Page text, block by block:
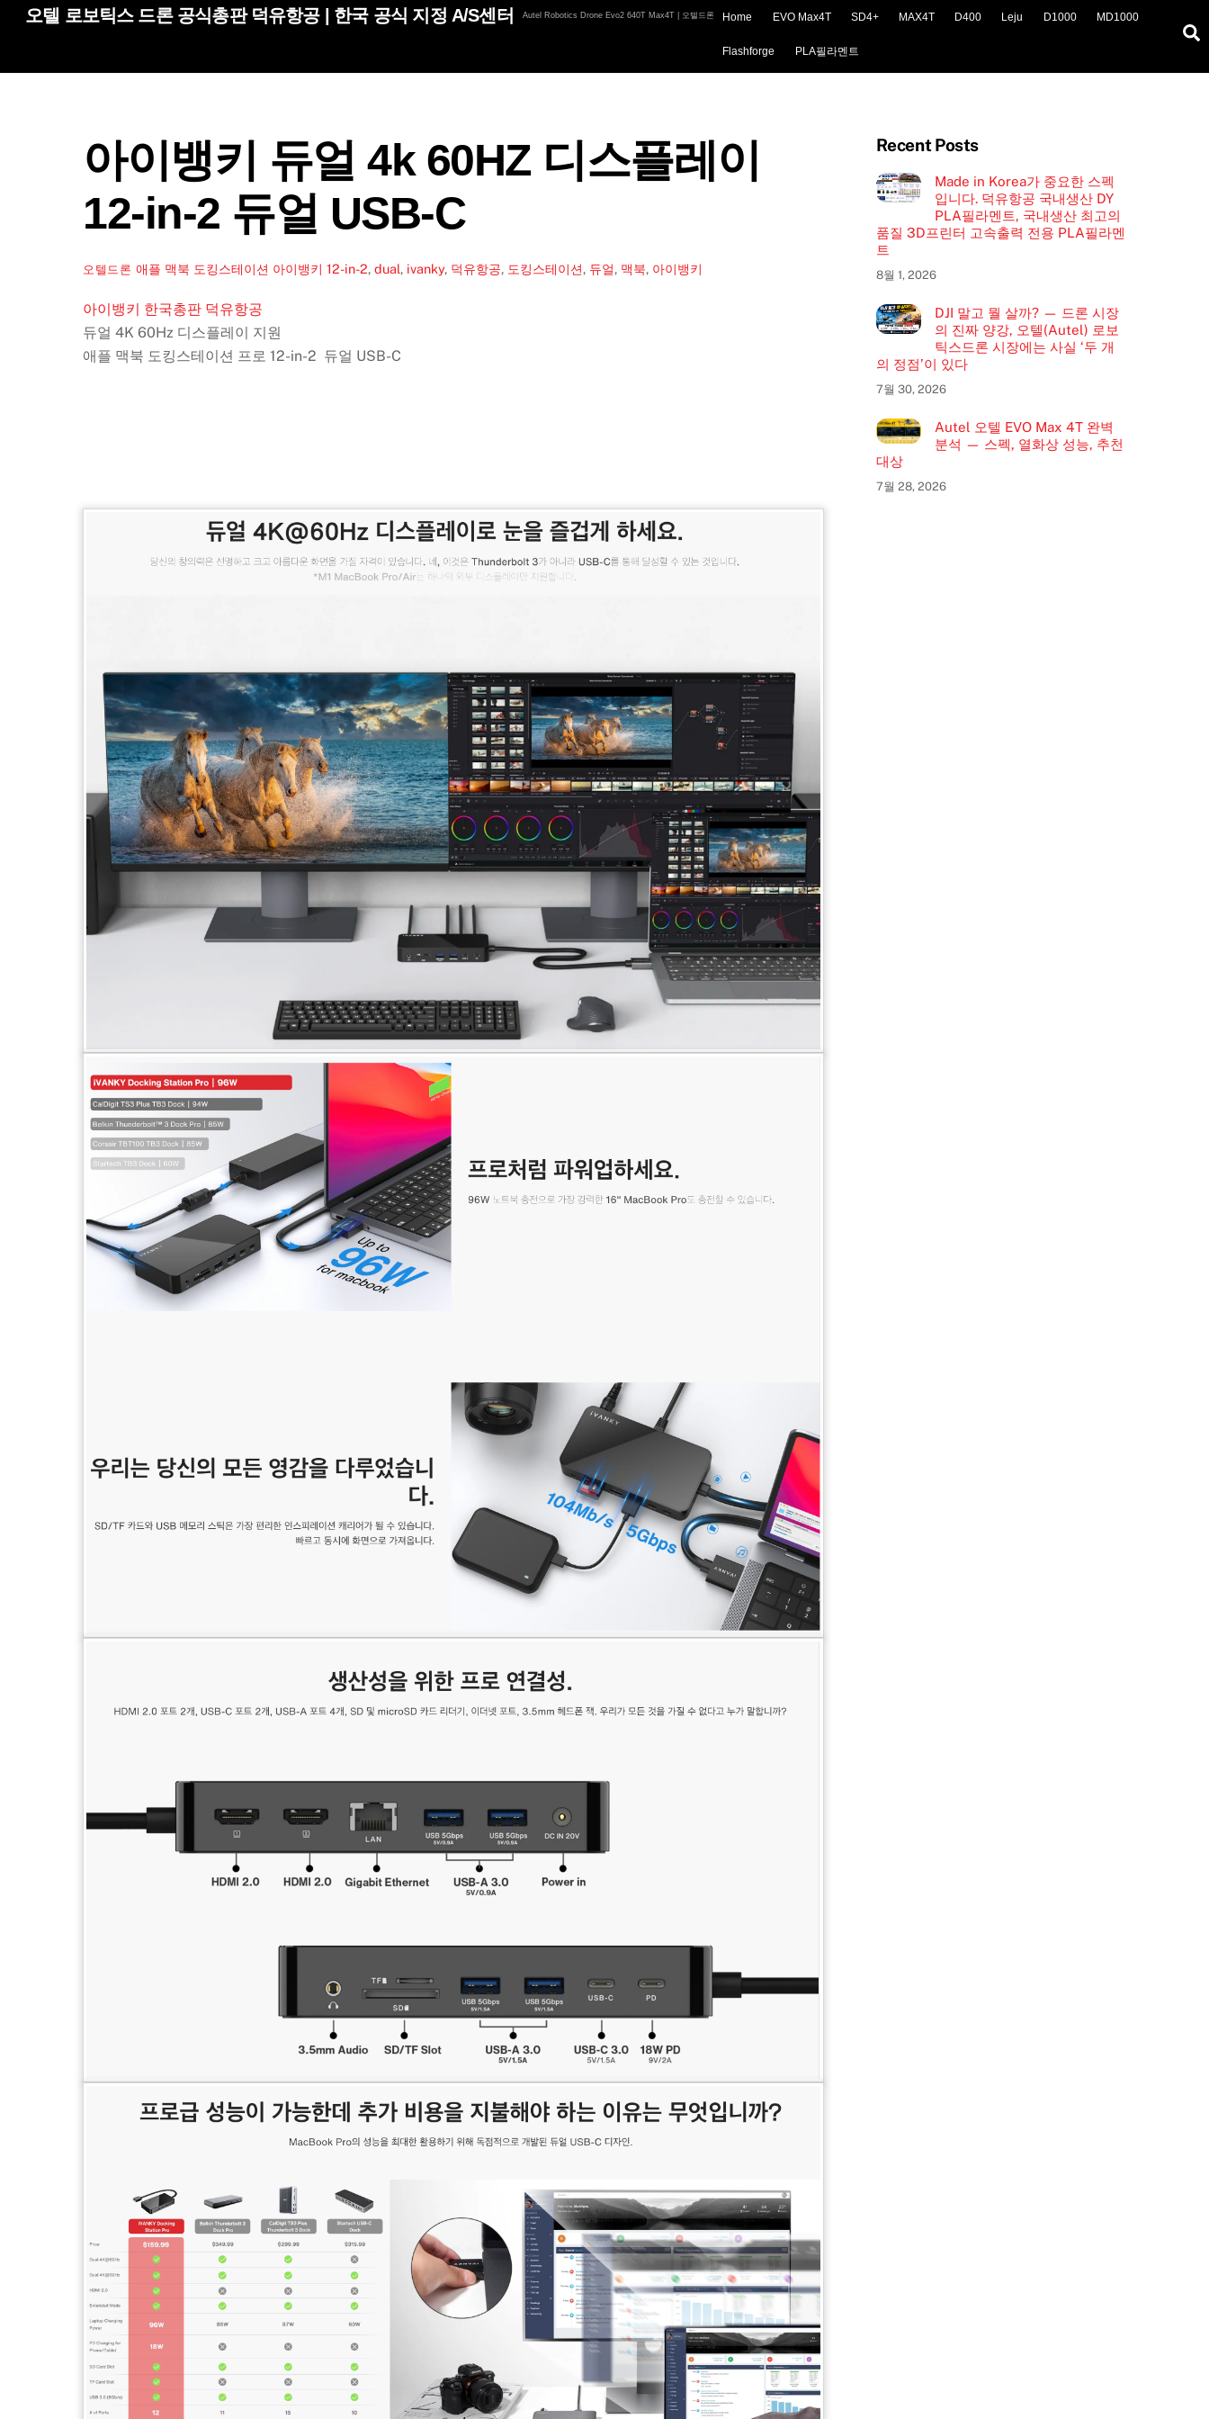
Skip오텔 로보틱스 드론 공식총판 덕유항공 | 한국 공식 지정 A/S센터 Autel Robotics Drone Evo2 640T Max4T | 오텔드론 Home EVO Max4T SD4+ MAX4T D400 Leju D1000 MD1000
Flashforge PLA필라멘트
아이뱅키 듀얼 4k 60HZ 디스플레이
12-in-2 듀얼 USB-C
오텔드론 애플 맥북 도킹스테이션 아이뱅키 12-in-2, dual, ivanky, 덕유항공, 도킹스테이션, 듀얼, 맥북, 아이뱅키
아이뱅키 한국총판 덕유항공
듀얼 4K 60Hz 디스플레이 지원
애플 맥북 도킹스테이션 프로 12-in-2 듀얼 USB-C
Recent Posts
Made in Korea가 중요한 스펙
입니다. 덕유항공 국내생산 DY
PLA필라멘트, 국내생산 최고의
품질 3D프린터 고속출력 전용 PLA필라멘
트
8월 1, 2026
DJI 말고 뭘 살까? — 드론 시장
의 진짜 양강, 오텔(Autel) 로보
틱스드론 시장에는 사실 ‘두 개
의 정점’이 있다
7월 30, 2026
Autel 오텔 EVO Max 4T 완벽
분석 — 스펙, 열화상 성능, 추천
대상
7월 28, 2026